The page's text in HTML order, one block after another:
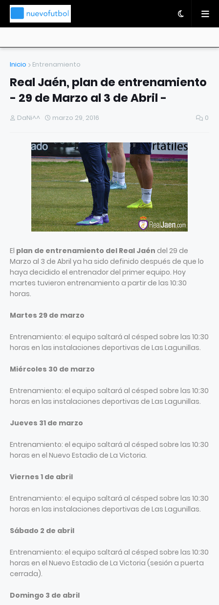
Inicio Entrenamiento
Real Jaén, plan de entrenamiento
- 29 de Marzo al 3 de Abril -
DaNi^^ marzo 29, 2016 0
El plan de entrenamiento del Real Jaén del 29 de
Marzo al 3 de Abril ya ha sido definido después de que lo
haya decidido el entrenador del primer equipo. Hoy
martes tuvieron entrenamiento a partir de las 10:30
horas.
Martes 29 de marzo
Entrenamiento: el equipo saltará al césped sobre las 10:30
horas en las instalaciones deportivas de Las Lagunillas.
Miércoles 30 de marzo
Entrenamiento: el equipo saltará al césped sobre las 10:30
horas en las instalaciones deportivas de Las Lagunillas.
Jueves 31 de marzo
Entrenamiento: el equipo saltará al césped sobre las 10:30
horas en el Nuevo Estadio de La Victoria.
Viernes 1 de abril
Entrenamiento: el equipo saltará al césped sobre las 10:30
horas en las instalaciones deportivas de Las Lagunillas.
Sábado 2 de abril
Entrenamiento: el equipo saltará al césped sobre las 10:30
horas en el Nuevo Estadio de La Victoria (sesión a puerta
cerrada).
Domingo 3 de abril